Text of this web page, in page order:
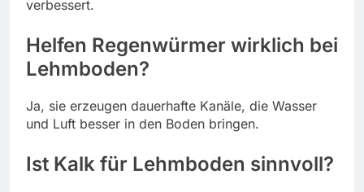
verbessert.
Helfen Regenwürmer wirklich bei
Lehmboden?
Ja, sie erzeugen dauerhafte Kanäle, die Wasser
und Luft besser in den Boden bringen.
Ist Kalk für Lehmboden sinnvoll?